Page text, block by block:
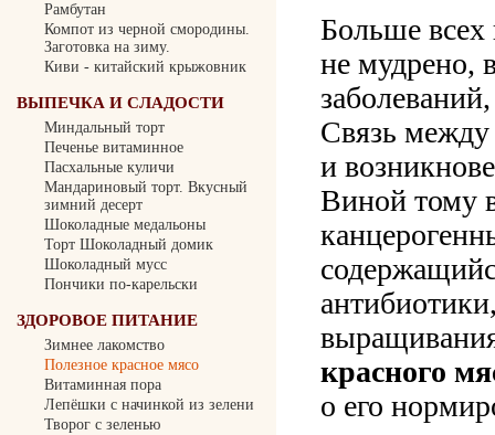
Рамбутан
Компот из черной смородины.
Заготовка на зиму.
Киви - китайский крыжовник
ВЫПЕЧКА И СЛАДОСТИ
Миндальный торт
Печенье витаминное
Пасхальные куличи
Мандариновый торт. Вкусный
зимний десерт
Шоколадные медальоны
Торт Шоколадный домик
Шоколадный мусс
Пончики по-карельски
ЗДОРОВОЕ ПИТАНИЕ
Зимнее лакомство
Полезное красное мясо
Витаминная пора
Лепёшки с начинкой из зелени
Творог с зеленью
Больше всех
не мудрено,
Связь между
и
Виной тому
красного
о его